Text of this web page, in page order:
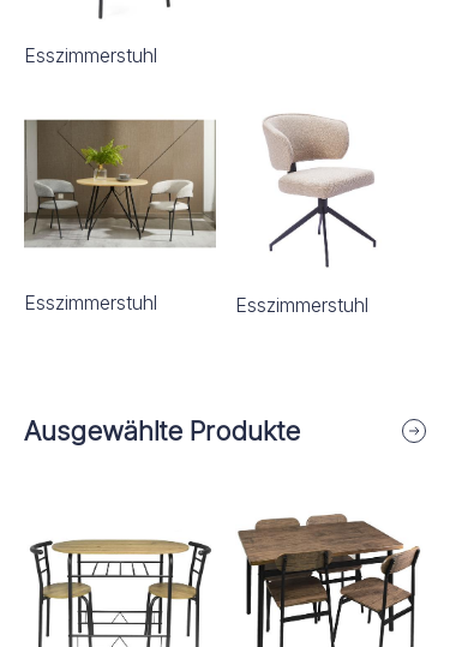
Esszimmerstuhl
Esszimmerstuhl Esszimmerstuhl
Ausgewählte Produkte